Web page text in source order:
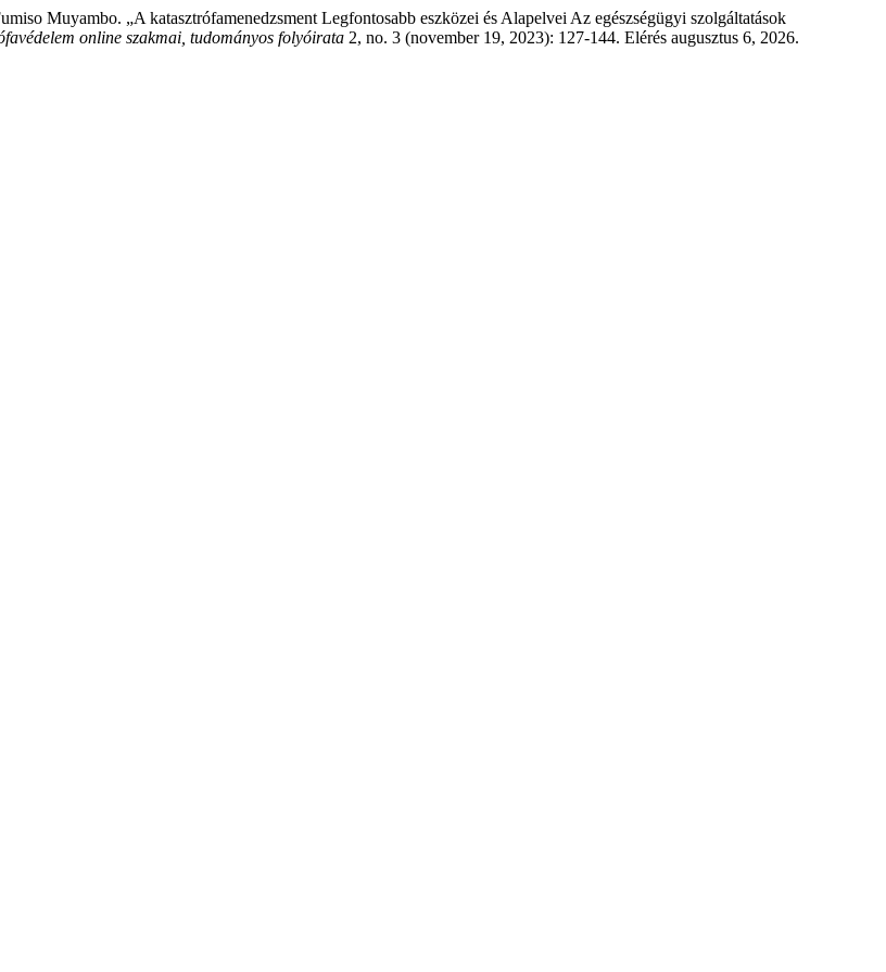
Muyambo. „A katasztrófamenedzsment Legfontosabb eszközei és Alapelvei Az egészségügyi szolgáltatások
online szakmai, tudományos folyóirata 2, no. 3 (november 19, 2023): 127-144. Elérés augusztus 6, 2026.